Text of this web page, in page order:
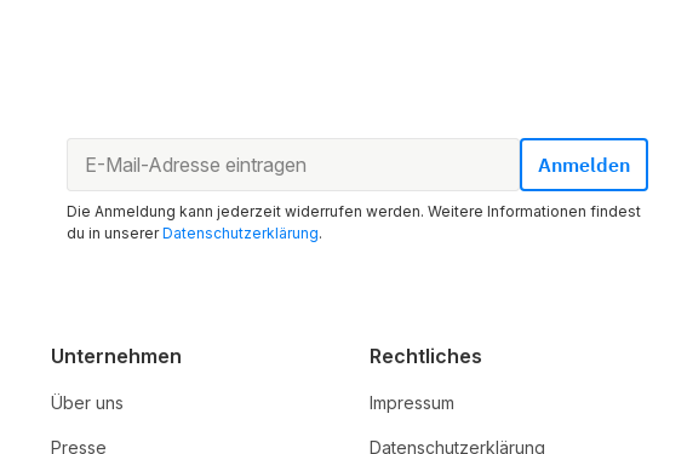
Die Anmeldung kann jederzeit widerrufen werden. Weitere Informationen findest
du in unsererDatenschutzerklärung.
Unternehmen
Über uns
Presse
Rechtliches
Impressum
Datenschutzerklärung